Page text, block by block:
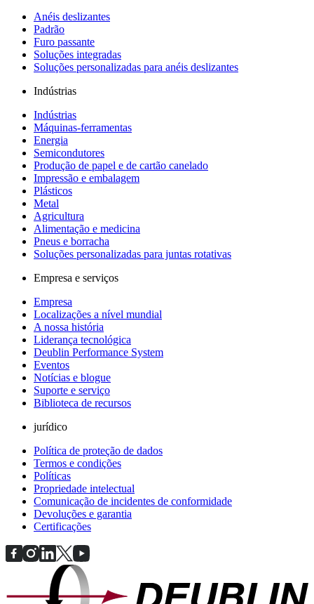
Anéis deslizantes
Padrão
Furo passante
Soluções integradas
Soluções personalizadas para anéis deslizantes
Indústrias
Indústrias
Máquinas-ferramentas
Energia
Semicondutores
Produção de papel e de cartão canelado
Impressão e embalagem
Plásticos
Metal
Agricultura
Alimentação e medicina
Pneus e borracha
Soluções personalizadas para juntas rotativas
Empresa e serviços
Empresa
Localizações a nível mundial
A nossa história
Liderança tecnológica
Deublin Performance System
Eventos
Notícias e blogue
Suporte e serviço
Biblioteca de recursos
jurídico
Política de proteção de dados
Termos e condições
Políticas
Propriedade intelectual
Comunicação de incidentes de conformidade
Devoluções e garantia
Certificações